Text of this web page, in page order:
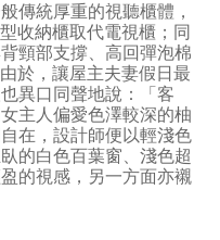
傳統厚重的視聽櫃體，
收納櫃取代電視櫃；同
頸部支撐、高回彈泡棉
於，讓屋主夫妻假日最
異口同聲地說：「客
主人偏愛色澤較深的柚
在，設計師便以輕淺色
的白色百葉窗、淺色超
的視感，另一方面亦襯